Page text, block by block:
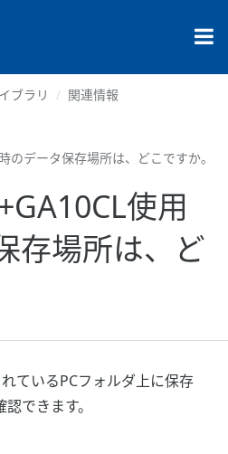
ブラリ
関連情報
のデータ保存場所は、どこですか。
使用
存場所は、ど
ているPCフォルダ上に保存
できます。